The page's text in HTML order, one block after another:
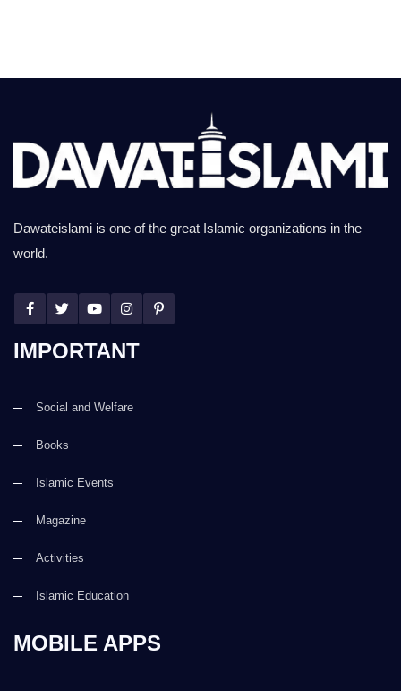
Dawateislami is one of the great Islamic organizations in the
world.
IMPORTANT
Social and Welfare
Books
Islamic Events
Magazine
Activities
Islamic Education
MOBILE APPS